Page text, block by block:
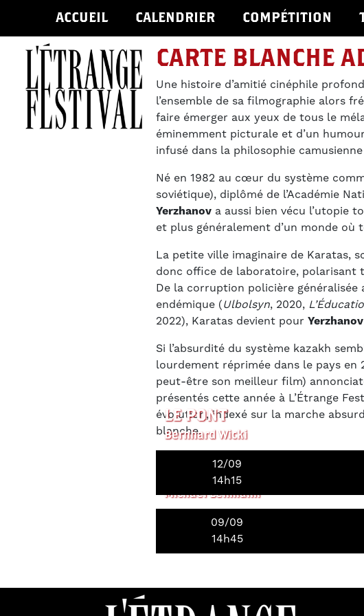
ACCUEIL CALENDRIER COMPÉTITION
CARTE BLANCHE
Une histoire d’amitié cinéphile
l’ensemble de sa filmographie alors
faire émerger aux yeux de tous le
éminemment picturale et d’un
infusé dans la philosophie
Né en 1982 au cœur du système
soviétique), diplômé de l’Académie
Yerzhanov a aussi bien vécu l’utopie
et plus généralement d’un monde où
La petite ville imaginaire de Karatas,
donc office de laboratoire, polarisant
De la corruption policière généralisée
endémique (Ulbolsyn, 2020,
2022), Karatas devient pour Yerzhanov
Si l’absurdité du système kazakh
lourdement réprimée dans le pays en
peut-être son meilleur film)
présentés cette année à L’Étrange
évolution, indexé sur la marche
blanche.
LE PONT
Bernhard Wicki
12/09
14h15
FATAL GAMES
Michael Lehmann
09/09
14h45